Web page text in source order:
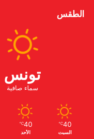
الطقس
تونس
سماء صافية
40
℃
السبت
40
℃
الأحد